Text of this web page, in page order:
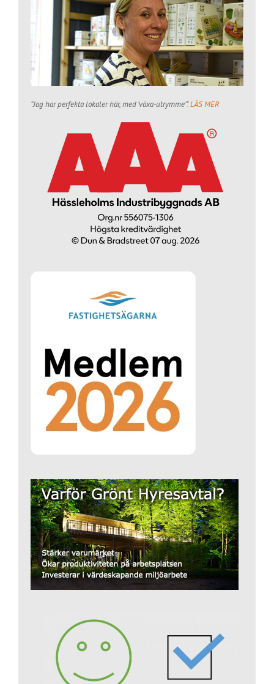
”Jag har perfekta lokaler här, med ’växa-utrymme’”.LÄS MER